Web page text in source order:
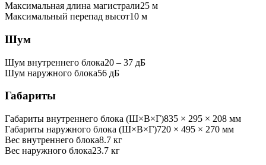
Максимальная длина магистрали25 м
Максимальный перепад высот10 м
Шум
Шум внутреннего блока20 ‒ 37 дБ
Шум наружного блока56 дБ
Габариты
Габариты внутреннего блока (Ш×В×Г)835 × 295 × 208 мм
Габариты наружного блока (Ш×В×Г)720 × 495 × 270 мм
Вес внутреннего блока8.7 кг
Вес наружного блока23.7 кг